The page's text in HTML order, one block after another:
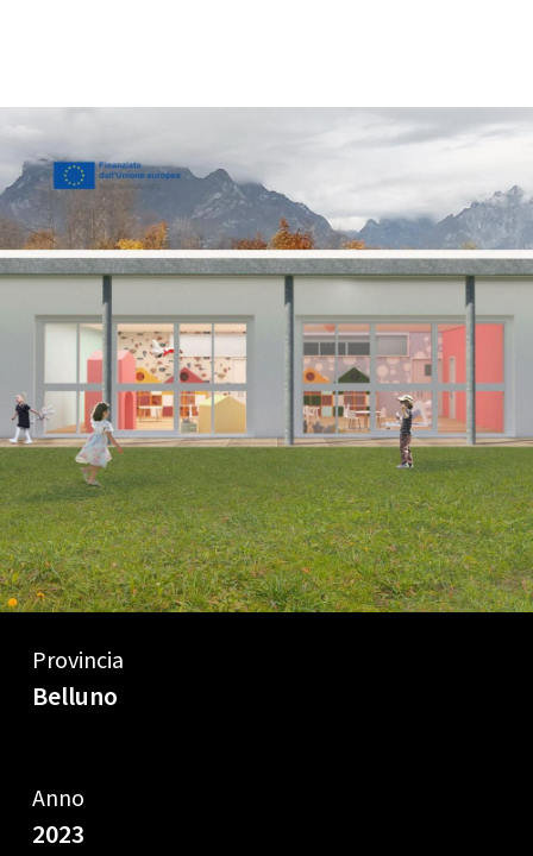
Provincia
Belluno
Anno
2023